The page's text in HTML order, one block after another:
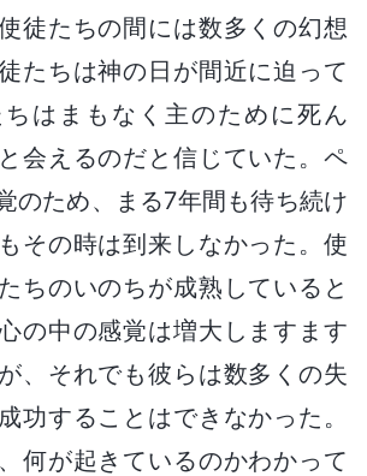
徒たちの間には数多くの幻想
たちは神の日が間近に迫って
はまもなく主のために死ん
会えるのだと信じていた。ペ
のため、まる7年間も待ち続け
その時は到来しなかった。使
ちのいのちが成熟していると
の中の感覚は増大しますます
、それでも彼らは数多くの失
功することはできなかった。
何が起きているのかわかって